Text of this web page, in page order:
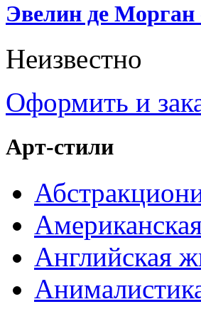
Эвелин де
Неизвестно
Оформить и
Арт-стили
Английская